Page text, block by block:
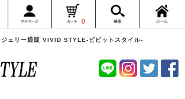
ジェリー通販 VIVID STYLE-ビビットスタイル-
0